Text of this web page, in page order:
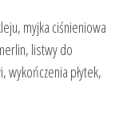
myjka ciśnieniowa
listwy do
wykończenia płytek,